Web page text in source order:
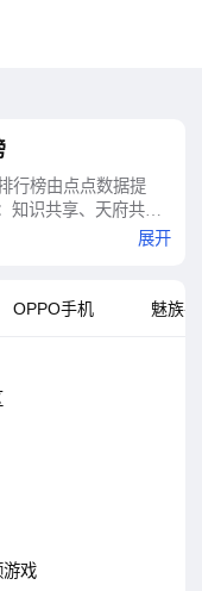
行榜由点点数据提
知识共享、天府共
共享学校、状元共享
行榜
展开
OPPO手机 魅族
游戏